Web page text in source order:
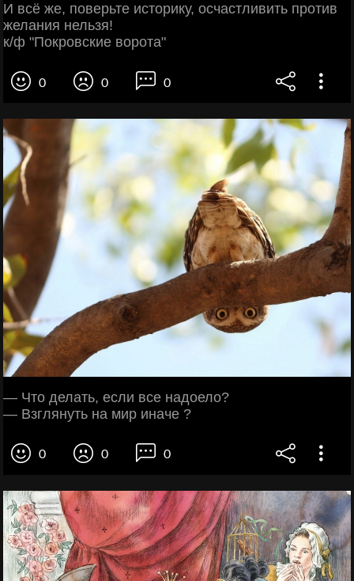
И всё же, поверьте историку, осчастливить против
желания нельзя!
к/ф "Покровские ворота"
0 0 0
— Что делать, если все надоело?
— Взглянуть на мир иначе ?
0 0 0